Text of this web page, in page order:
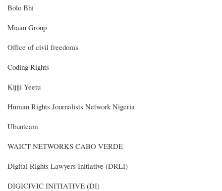
Bolo Bhi
Miaan Group
Office of civil freedoms
Coding Rights
Kijiji Yeetu
Human Rights Journalists Network Nigeria
Ubunteam
WAICT NETWORKS CABO VERDE
Digital Rights Lawyers Initiative (DRLI)
DIGICIVIC INITIATIVE (DI)